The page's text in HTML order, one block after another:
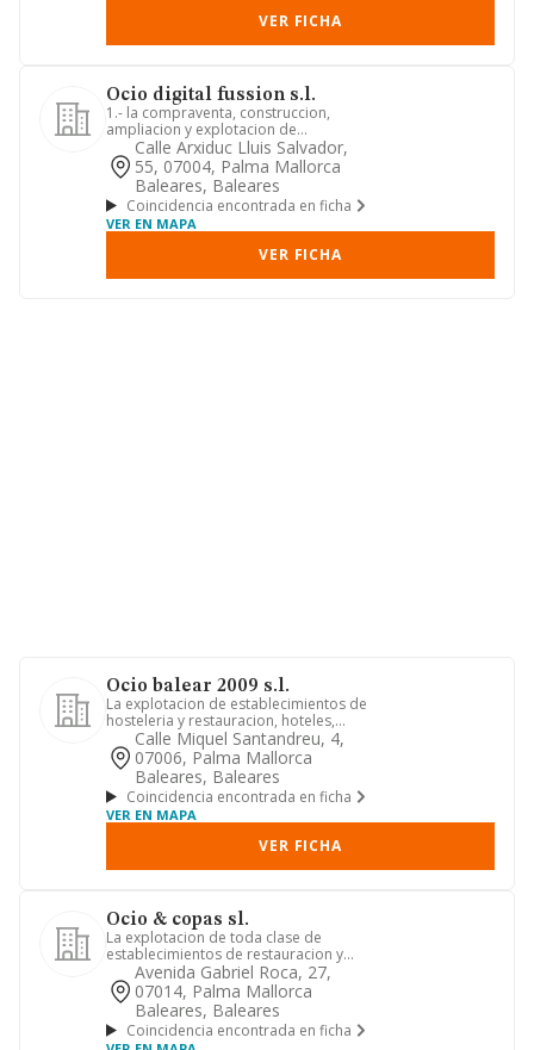
VER FICHA
Ocio digital fussion s.l.
1.- la compraventa, construccion,
ampliacion y explotacion de
establecimientos turisticos, restaura...
Calle Arxiduc Lluis Salvador,
55, 07004, Palma Mallorca
Baleares, Baleares
Coincidencia encontrada en ficha
VER EN MAPA
VER FICHA
Ocio balear 2009 s.l.
La explotacion de establecimientos de
hosteleria y restauracion, hoteles,
bares, restaurantes y caf...
Calle Miquel Santandreu, 4,
07006, Palma Mallorca
Baleares, Baleares
Coincidencia encontrada en ficha
VER EN MAPA
VER FICHA
Ocio & copas sl.
La explotacion de toda clase de
establecimientos de restauracion y
hosteleria. tales como bares, pu...
Avenida Gabriel Roca, 27,
07014, Palma Mallorca
Baleares, Baleares
Coincidencia encontrada en ficha